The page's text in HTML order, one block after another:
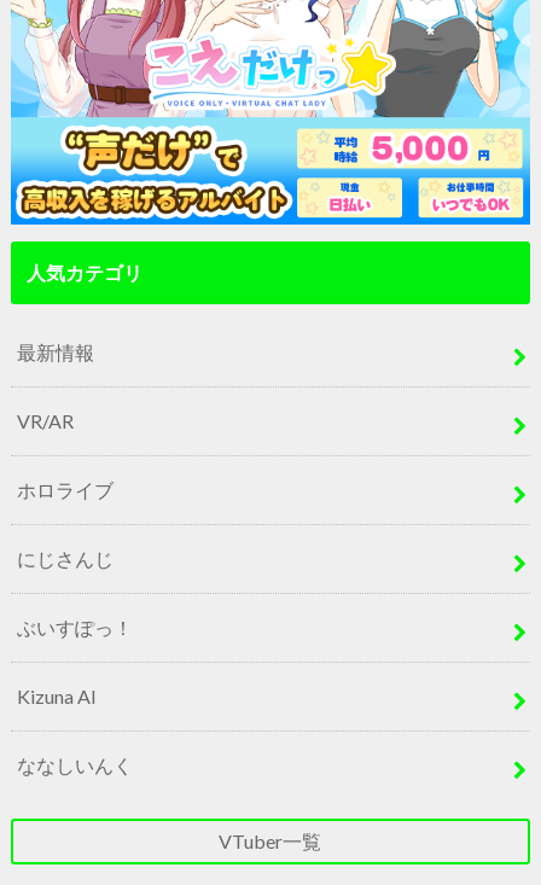
人気カテゴリ
最新情報
VR/AR
ホロライブ
にじさんじ
ぶいすぽっ！
Kizuna AI
ななしいんく
VTuber一覧